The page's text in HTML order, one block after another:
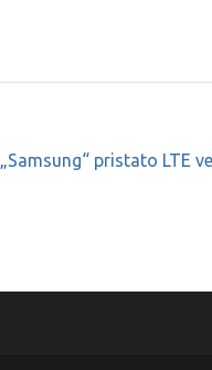
„Samsung“ pristato LTE